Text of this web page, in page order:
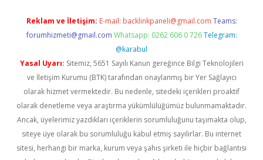
Reklam ve İletişim: E-mail: backlinkpaneli@gmail.com Teams:
forumhizmeti@gmail.com Whatsapp: 0262 606 0 726 Telegram:
@karabul
Yasal Uyarı: Sitemiz, 5651 Sayılı Kanun gereğince Bilgi Teknolojileri
ve İletişim Kurumu (BTK) tarafından onaylanmış bir Yer Sağlayıcı
olarak hizmet vermektedir. Bu nedenle, sitedeki içerikleri proaktif
olarak denetleme veya araştırma yükümlülüğümüz bulunmamaktadır.
Ancak, üyelerimiz yazdıkları içeriklerin sorumluluğunu taşımakta olup,
siteye üye olarak bu sorumluluğu kabul etmiş sayılırlar. Bu internet
sitesi, herhangi bir marka, kurum veya şahıs şirketi ile hiçbir bağlantısı